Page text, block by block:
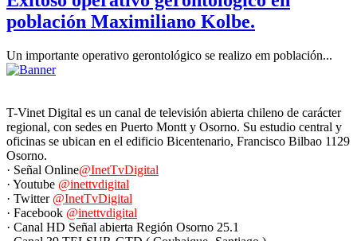
población Maximiliano Kolbe.
Un importante operativo gerontológico se realizo em población...
T-Vinet Digital es un canal de televisión abierta chileno de carácter
regional, con sedes en Puerto Montt y Osorno. Su estudio central y
oficinas se ubican en el edificio Bicentenario, Francisco Bilbao 1129
Osorno.
· Señal Online@InetTvDigital
· Youtube @inettvdigital
· Twitter @InetTvDigital
· Facebook @inettvdigital
· Canal HD Señal abierta Región Osorno 25.1